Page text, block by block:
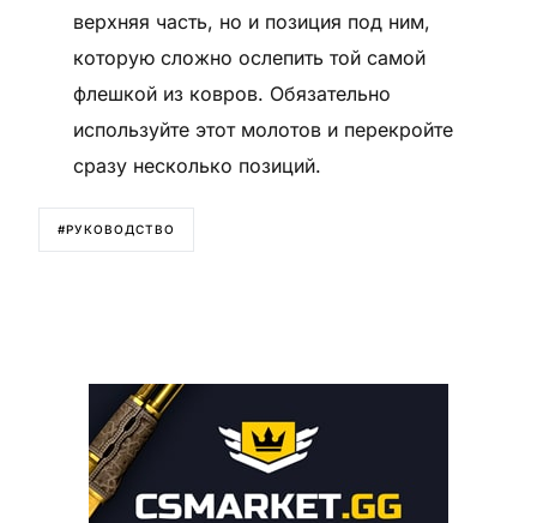
верхняя часть, но и позиция под ним,
которую сложно ослепить той самой
флешкой из ковров. Обязательно
используйте этот молотов и перекройте
сразу несколько позиций.
#РУКОВОДСТВО